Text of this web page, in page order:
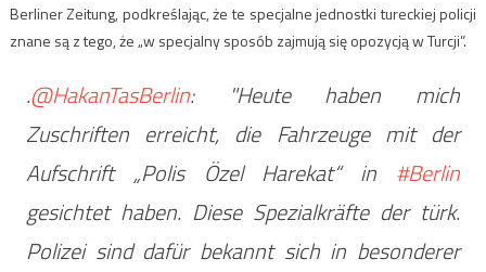
Berliner Zeitung, podkreślając, że te specjalne jednostki tureckiej policji
znane są z tego, że „w specjalny sposób zajmują się opozycją w Turcji”.
.@HakanTasBerlin: "Heute haben mich
Zuschriften erreicht, die Fahrzeuge mit der
Aufschrift „Polis Özel Harekat“ in #Berlin
gesichtet haben. Diese Spezialkräfte der türk.
Polizei sind dafür bekannt sich in besonderer